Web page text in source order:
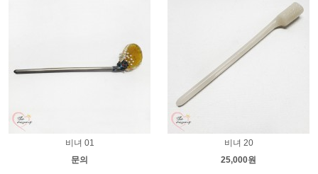
비녀 01
문의
비녀 20
25,000원